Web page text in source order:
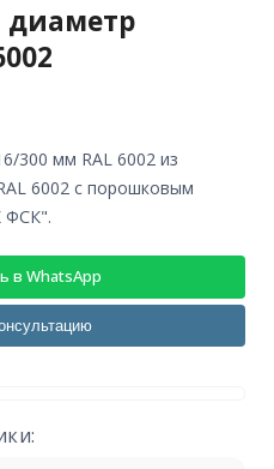
диаметр
6002 с порошковым
ФСК".
в WhatsApp